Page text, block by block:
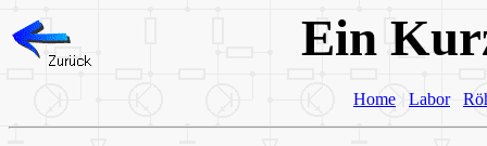
Ein
Home Labor